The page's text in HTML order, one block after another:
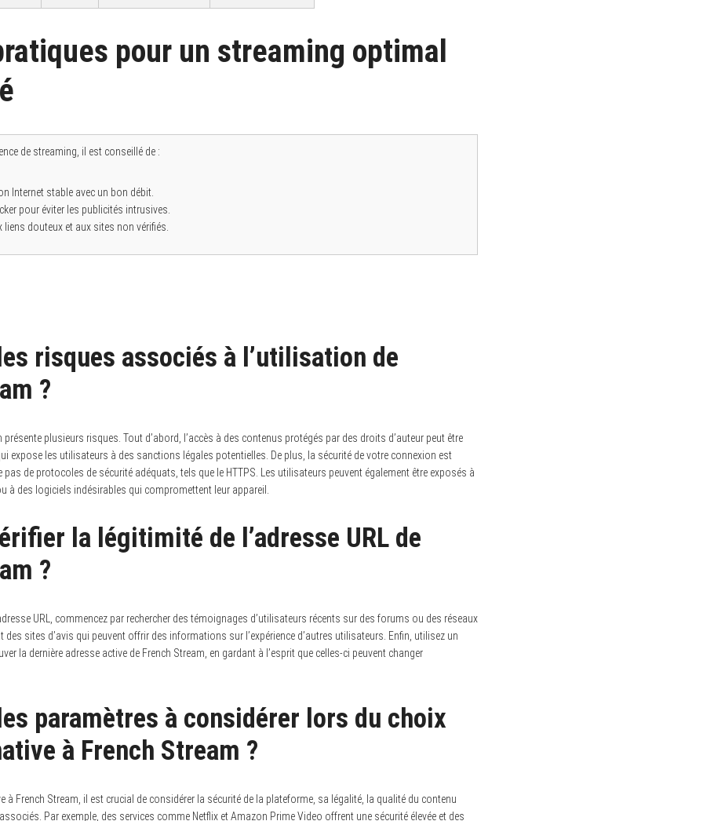
pour un streaming optimal
de streaming, il est conseillé de :
Internet stable avec un bon débit.
pour éviter les publicités intrusives.
liens douteux et aux sites non vérifiés.
risques associés à l’utilisation de
?
présente plusieurs risques. Tout d’abord, l’accès à des contenus protégés par des droits d’auteur peut être
expose les utilisateurs à des sanctions légales potentielles. De plus, la sécurité de votre connexion est
de protocoles de sécurité adéquats, tels que le HTTPS. Les utilisateurs peuvent également être exposés à
à des logiciels indésirables qui compromettent leur appareil.
la légitimité de l’adresse URL de
?
URL, commencez par rechercher des témoignages d’utilisateurs récents sur des forums ou des réseaux
des sites d’avis qui peuvent offrir des informations sur l’expérience d’autres utilisateurs. Enfin, utilisez un
la dernière adresse active de French Stream, en gardant à l’esprit que celles-ci peuvent changer
paramètres à considérer lors du choix
à French Stream ?
à French Stream, il est crucial de considérer la sécurité de la plateforme, sa légalité, la qualité du contenu
Par exemple, des services comme Netflix et Amazon Prime Video offrent une sécurité élevée et des